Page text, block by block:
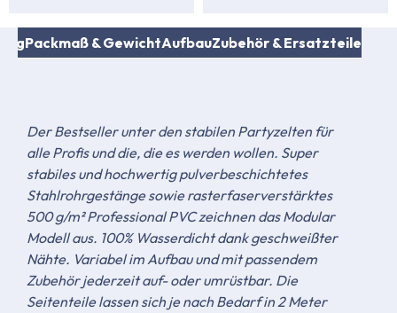
Packmaß & GewichtAufbauZubehör & Ersatzteile
Der Bestseller unter den stabilen Partyzelten für
alle Profis und die, die es werden wollen. Super
stabiles und hochwertig pulverbeschichtetes
Stahlrohrgestänge sowie rasterfaserverstärktes
500 g/m² Professional PVC zeichnen das Modular
Modell aus. 100% Wasserdicht dank geschweißter
Nähte. Variabel im Aufbau und mit passendem
Zubehör jederzeit auf- oder umrüstbar. Die
Seitenteile lassen sich je nach Bedarf in 2 Meter